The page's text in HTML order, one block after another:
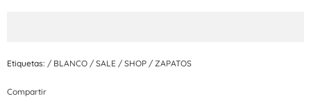
Etiquetas: / BLANCO / SALE / SHOP / ZAPATOS
Compartir